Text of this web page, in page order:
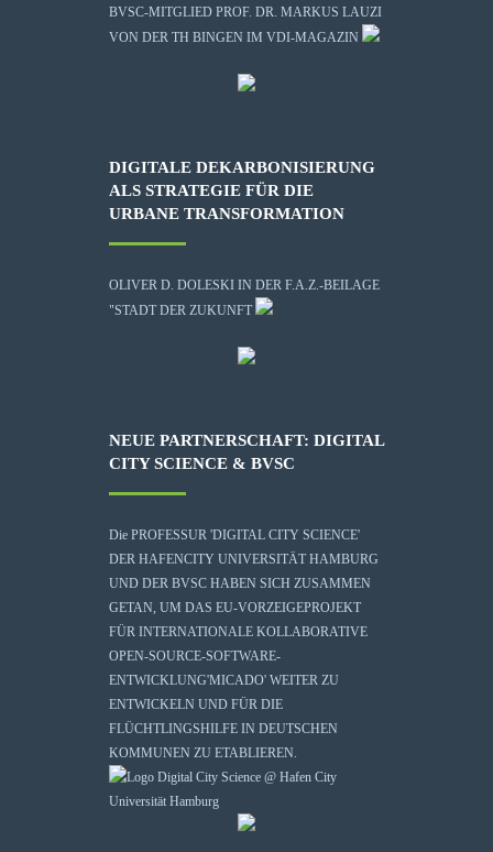
BVSC-MITGLIED PROF. DR. MARKUS LAUZI
VON DER TH BINGEN IM VDI-MAGAZIN
DIGITALE DEKARBONISIERUNG
ALS STRATEGIE FÜR DIE
URBANE TRANSFORMATION
OLIVER D. DOLESKI IN DER F.A.Z.-BEILAGE
"STADT DER ZUKUNFT
NEUE PARTNERSCHAFT: DIGITAL
CITY SCIENCE & BVSC
Die PROFESSUR 'DIGITAL CITY SCIENCE'
DER HAFENCITY UNIVERSITÄT HAMBURG
UND DER BVSC HABEN SICH ZUSAMMEN
GETAN, UM DAS EU-VORZEIGEPROJEKT
FÜR INTERNATIONALE KOLLABORATIVE
OPEN-SOURCE-SOFTWARE-
ENTWICKLUNG'MICADO' WEITER ZU
ENTWICKELN UND FÜR DIE
FLÜCHTLINGSHILFE IN DEUTSCHEN
KOMMUNEN ZU ETABLIEREN.